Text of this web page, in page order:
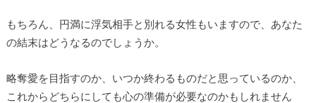
もちろん、円満に浮気相手と別れる女性もいますので、あなた
の結末はどうなるのでしょうか。
略奪愛を目指すのか、いつか終わるものだと思っているのか、
これからどちらにしても心の準備が必要なのかもしれません